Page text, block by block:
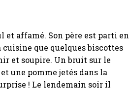
et affamé. Son père est parti en
que quelques biscottes
et soupire. Un bruit sur le
une pomme jetés dans la
! Le lendemain soir il